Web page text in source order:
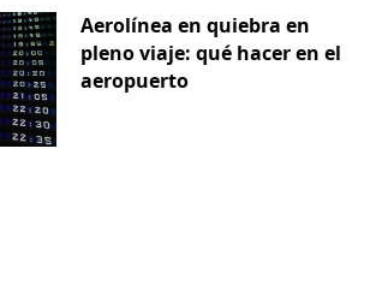
Aerolínea en quiebra en
pleno viaje: qué hacer en el
aeropuerto